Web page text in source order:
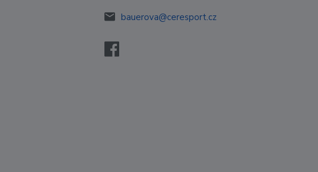
bauerova@ceresport.cz